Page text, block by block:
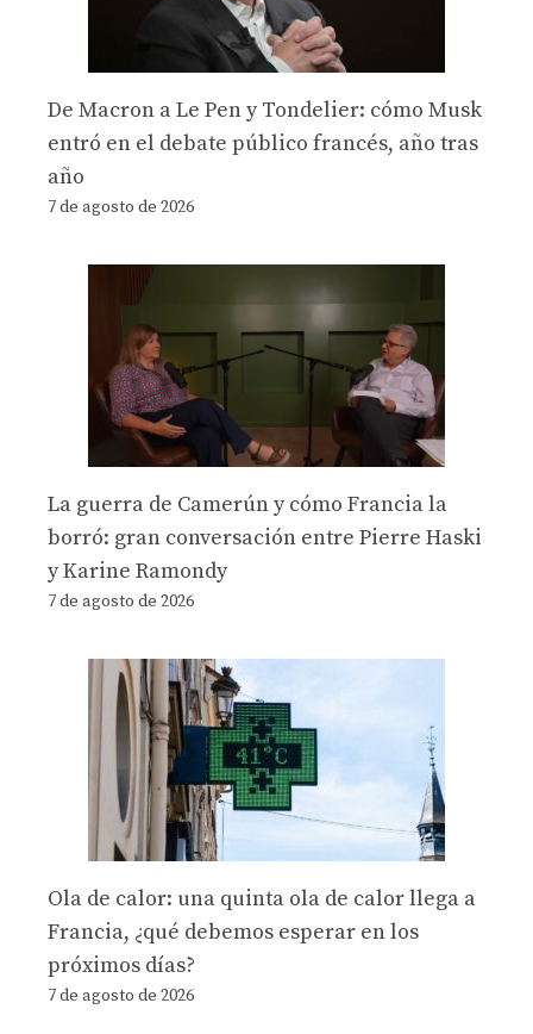
De Macron a Le Pen y Tondelier: cómo Musk
entró en el debate público francés, año tras
año
7 de agosto de 2026
La guerra de Camerún y cómo Francia la
borró: gran conversación entre Pierre Haski
y Karine Ramondy
7 de agosto de 2026
Ola de calor: una quinta ola de calor llega a
Francia, ¿qué debemos esperar en los
próximos días?
7 de agosto de 2026